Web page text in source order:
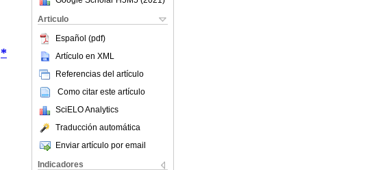
Articulo
Español (pdf)
Artículo en XML
Referencias del artículo
Como citar este artículo
SciELO Analytics
Traducción automática
Enviar artículo por email
Indicadores
*